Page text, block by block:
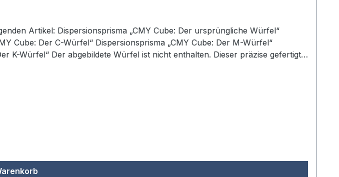
Artikel: Dispersionsprisma „CMY Cube: Der ursprüngliche Würfel“
Cube: Der C-Würfel“ Dispersionsprisma „CMY Cube: Der M-Würfel“
K-Würfel“ Der abgebildete Würfel ist nicht enthalten. Dieser präzise gefertigte